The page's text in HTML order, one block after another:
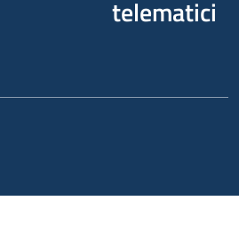
telematici